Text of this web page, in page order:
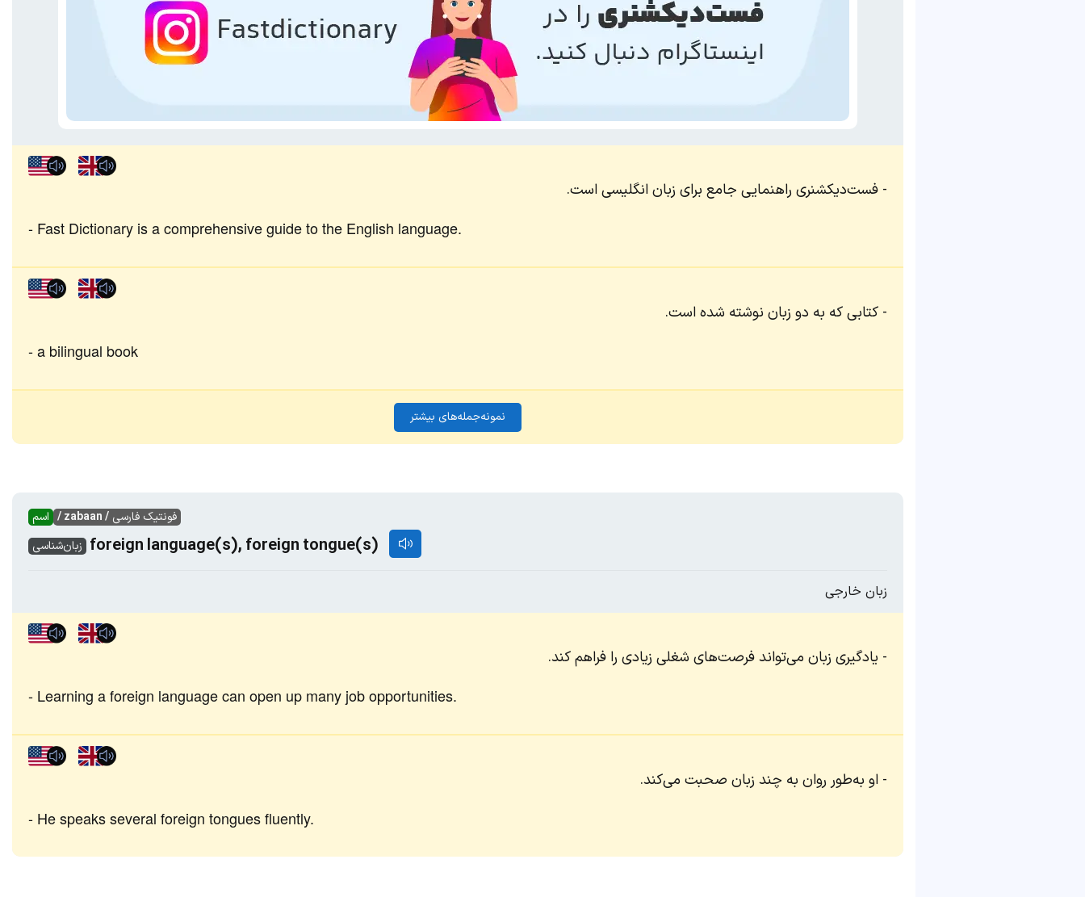
فست‌دیکشنری راهنمایی جامع برای زبان انگلیسی است.
Fast Dictionary is a comprehensive guide to the English language.
کتابی که به دو زبان نوشته شده است.
a bilingual book
نمونه‌جمله‌های بیشتر
اسم فونتیک فارسی / zabaan /
زبان‌شناسی foreign language(s), foreign tongue(s)
زبان خارجی
یادگیری زبان می‌تواند فرصت‌های شغلی زیادی را فراهم کند.
Learning a foreign language can open up many job opportunities.
او به‌طور روان به چند زبان صحبت می‌کند.
He speaks several foreign tongues fluently.